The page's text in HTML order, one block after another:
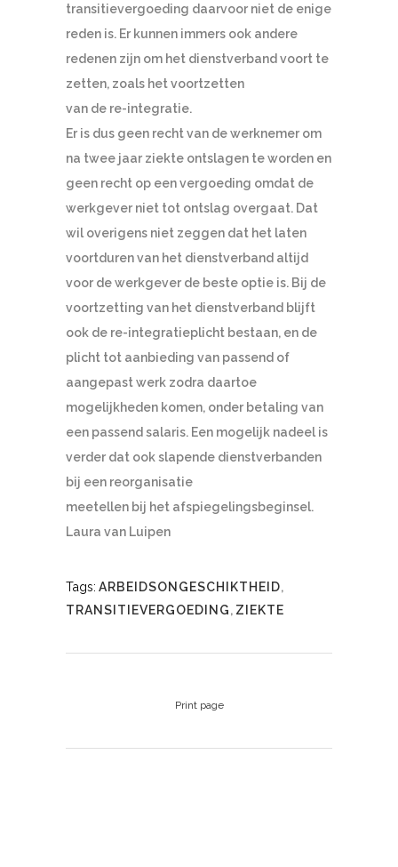
transitievergoeding daarvoor niet de enige
reden is. Er kunnen immers ook andere
redenen zijn om het dienstverband voort te
zetten, zoals het voortzetten
van de re-integratie.
Er is dus geen recht van de werknemer om
na twee jaar ziekte ontslagen te worden en
geen recht op een vergoeding omdat de
werkgever niet tot ontslag overgaat. Dat
wil overigens niet zeggen dat het laten
voortduren van het dienstverband altijd
voor de werkgever de beste optie is. Bij de
voortzetting van het dienstverband blijft
ook de re-integratieplicht bestaan, en de
plicht tot aanbieding van passend of
aangepast werk zodra daartoe
mogelijkheden komen, onder betaling van
een passend salaris. Een mogelijk nadeel is
verder dat ook slapende dienstverbanden
bij een reorganisatie
meetellen bij het afspiegelingsbeginsel.
Laura van Luipen
Tags: ARBEIDSONGESCHIKTHEID,
TRANSITIEVERGOEDING, ZIEKTE
Print page